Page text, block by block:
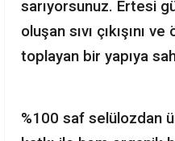
sarıyorsunuz. Ertesi
oluşan sıvı çıkışını
toplayan bir yapıya
%100 saf selülozdan